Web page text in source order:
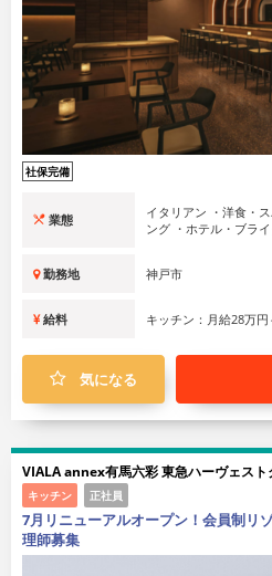
社保完備
業態
イタリアン ・洋食・
ング ・ホテル・ブラ
勤務地 神戸市
給料 キッチン：月給28万円
気になる
VIALA annex有馬六彩 東急ハーヴェスト
キッチン 正社員
7月リニューアルオープン！会員制リ
理師募集